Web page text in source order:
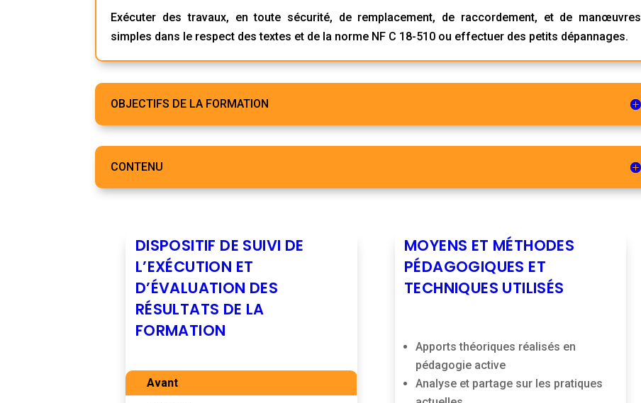
Exécuter des travaux, en toute sécurité, de remplacement, de raccordement, et de manœuvres
simples dans le respect des textes et de la norme NF C 18-510 ou effectuer des petits dépannages.
OBJECTIFS DE LA FORMATION
CONTENU
DISPOSITIF DE SUIVI DE
L’EXÉCUTION ET
D’ÉVALUATION DES
RÉSULTATS DE LA
FORMATION
Avant
MOYENS ET MÉTHODES
PÉDAGOGIQUES ET
TECHNIQUES UTILISÉS
Apports théoriques réalisés en
pédagogie active
Analyse et partage sur les pratiques